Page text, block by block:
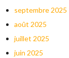
septembre 2025
août 2025
juillet 2025
juin 2025